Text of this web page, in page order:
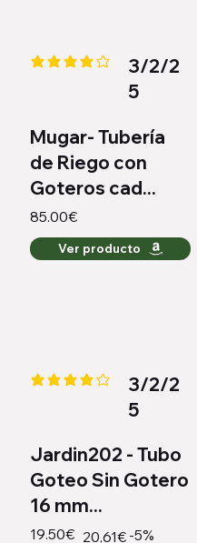
la calificación promedio es
3/2/2
5
Mugar- Tubería
de Riego con
Goteros cad...
85.00€
Ver producto
la calificación promedio es
3/2/2
5
Jardin202 - Tubo
Goteo Sin Gotero
16 mm...
19.50€ 20,61€ -5%